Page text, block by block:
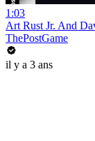
1:03
Art Rust Jr. And
ThePostGame
il y a 3 ans